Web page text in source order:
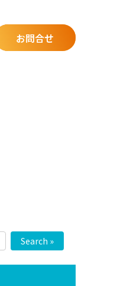
お問合せ
Search »